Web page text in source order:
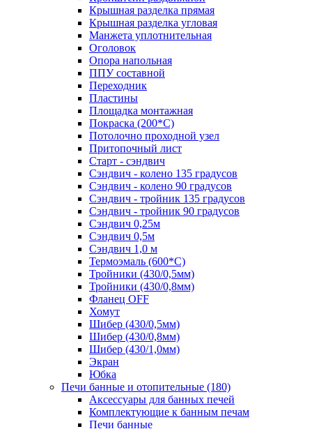
Крышная разделка прямая
Крышная разделка угловая
Манжета уплотнительная
Оголовок
Опора напольная
ППУ составной
Переходник
Пластины
Площадка монтажная
Покраска (200*С)
Потолочно проходной узел
Притопочный лист
Старт - сэндвич
Сэндвич - колено 135 градусов
Сэндвич - колено 90 градусов
Сэндвич - тройник 135 градусов
Сэндвич - тройник 90 градусов
Сэндвич 0,25м
Сэндвич 0,5м
Сэндвич 1,0 м
Термоэмаль (600*С)
Тройники (430/0,5мм)
Тройники (430/0,8мм)
Фланец OFF
Хомут
Шибер (430/0,5мм)
Шибер (430/0,8мм)
Шибер (430/1,0мм)
Экран
Юбка
Печи банные и отопительные (180)
Аксессуары для банных печей
Комплектующие к банным печам
Печи банные